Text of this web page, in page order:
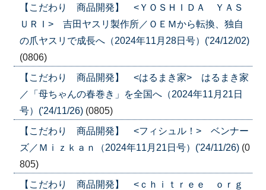
【こだわり 商品開発】 <ＹＯＳＨＩＤＡ ＹＡＳ
ＵＲＩ> 吉田ヤスリ製作所／ＯＥＭから転換、独自
の爪ヤスリで成長へ（2024年11月28日号）('24/12/02)
(0806)
【こだわり 商品開発】 <はるまき家> はるまき家
／「母ちゃんの春巻き」を全国へ（2024年11月21日
号）('24/11/26) (0805)
【こだわり 商品開発】 <フィシュル！> ベンナー
ズ／Ｍｉｚｋａｎ（2024年11月21日号）('24/11/26) (0
805)
【こだわり 商品開発】 <ｃｈｉｔｒｅｅ ｏｒｇ